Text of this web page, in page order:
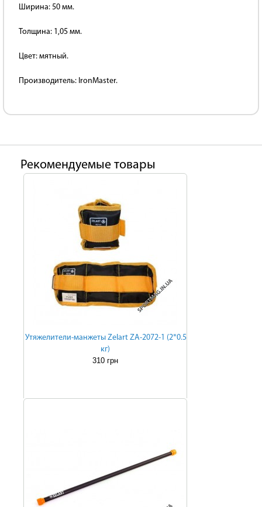
Ширина: 50 мм.
Толщина: 1,05 мм.
Цвет: мятный.
Производитель: IronMaster.
Рекомендуемые товары
Утяжелители-манжеты Zelart ZA-2072-1 (2*0.5
кг)
310 грн